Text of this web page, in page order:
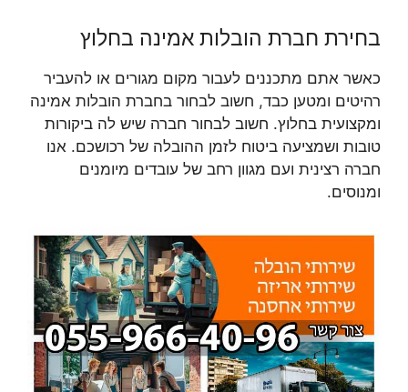
בחירת חברת הובלות אמינה בחלוץ
כאשר אתם מתכננים לעבור מקום מגורים או להעביר
רהיטים ומטען כבד, חשוב לבחור בחברת הובלות אמינה
ומקצועית בחלוץ. חשוב לבחור חברה שיש לה ביקורות
טובות ושמציעה ביטוח לזמן ההובלה של רכושכם. אנו
חברה רצינית ועם מגוון רחב של עובדים מיומנים
ומנוסים.